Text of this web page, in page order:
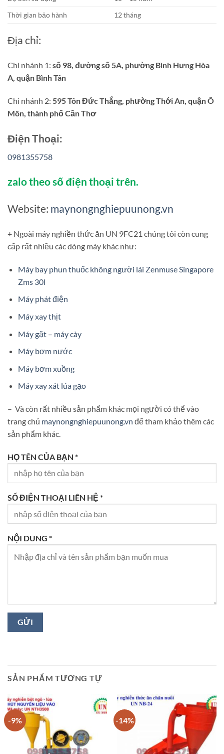
Thời gian bảo hành
12 tháng
Địa chỉ:
Chi nhánh 1: số 98, đường số 5A, phường Bình Hưng Hòa
A, quận Bình Tân
Chi nhánh 2: 595 Tôn Đức Thắng, phường Thới An, quận Ô
Môn, thành phố Cần Thơ
Điện Thoại:
0981355758
zalo theo số điện thoại trên.
Website: maynongnghiepuunong.vn
+ Ngoài máy nghiền thức ăn UN 9FC21 chúng tôi còn cung
cấp rất nhiều các dòng máy khác như:
Máy bay phun thuốc không người lái Zenmuse Singapore
Zms 30l
Máy phát điện
Máy xay thịt
Máy gặt – máy cày
Máy bơm nước
Máy bơm xuồng
Máy xay xát lúa gạo
– Và còn rất nhiều sản phẩm khác mọi người có thể vào
trang chủ maynongnghiepuunong.vn để tham khảo thêm các
sản phẩm khác.
HỌ TÊN CỦA BẠN *
SỐ ĐIỆN THOẠI LIÊN HỆ *
NỘI DUNG *
SẢN PHẨM TƯƠNG TỰ
-9% -14%